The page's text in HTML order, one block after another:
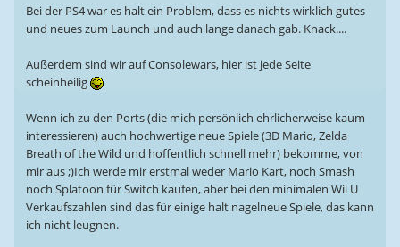
Bei der PS4 war es halt ein Problem, dass es nichts wirklich gutes
und neues zum Launch und auch lange danach gab. Knack....
Außerdem sind wir auf Consolewars, hier ist jede Seite
scheinheilig
Wenn ich zu den Ports (die mich persönlich ehrlicherweise kaum
interessieren) auch hochwertige neue Spiele (3D Mario, Zelda
Breath of the Wild und hoffentlich schnell mehr) bekomme, von
mir aus ;)Ich werde mir erstmal weder Mario Kart, noch Smash
noch Splatoon für Switch kaufen, aber bei den minimalen Wii U
Verkaufszahlen sind das für einige halt nagelneue Spiele, das kann
ich nicht leugnen.